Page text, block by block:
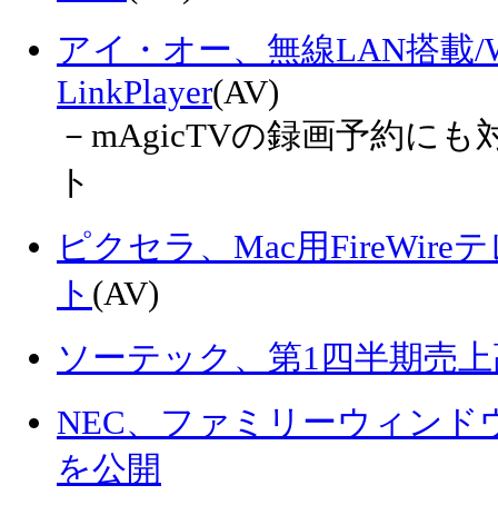
アイ・オー、無線LAN搭載
LinkPlayer(AV)
－mAgicTVの録画予約にも
ト
ピクセラ、Mac用FireWire
ト (AV)
ソーテック、第1四半期売
NEC、ファミリーウィンド
を公開